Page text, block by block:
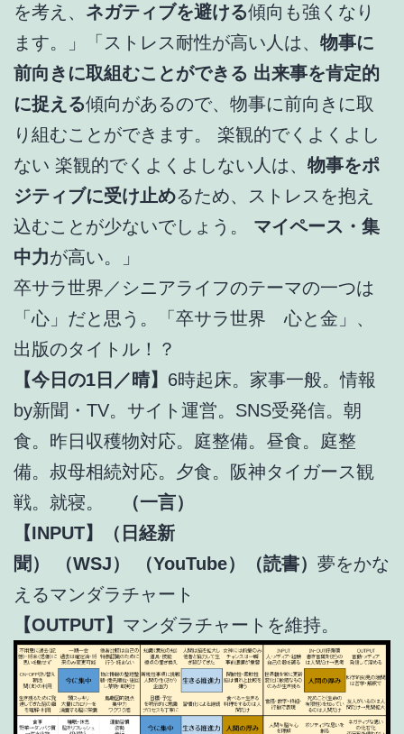
を考え、 ネガティブを避ける傾向も強くなり
ます。」「ストレス耐性が高い人は、 物事に
前向きに取組むことができる 出来事を肯定的
に捉える傾向があるので、物事に前向きに取
り組むことができます。 楽観的でくよくよし
ない 楽観的でくよくよしない人は、 物事をポ
ジティブに受け止めるため、ストレスを抱え
込むことが少ないでしょう。 マイペース・集
中力が高い。」
卒サラ世界／シニアライフのテーマの一つは
「心」だと思う。「卒サラ世界 心と金」、
出版のタイトル！？
【今日の1日／晴】 6時起床。家事一般。情報
by新聞・TV。サイト運営。SNS受発信。朝
食。昨日収穫物対応。庭整備。昼食。庭整
備。叔母相続対応。夕食。阪神タイガース観
戦。就寝。
（一言）
【INPUT】（日経新
聞）
（WSJ） （YouTube）（読書） 夢をかな
えるマンダラチャート
【OUTPUT】 マンダラチャートを維持。